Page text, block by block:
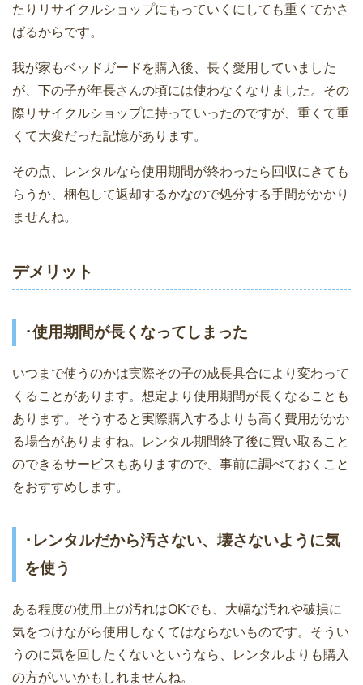
たりリサイクルショップにもっていくにしても重くてかさ
ばるからです。
我が家もベッドガードを購入後、長く愛用していました
が、下の子が年長さんの頃には使わなくなりました。その
際リサイクルショップに持っていったのですが、重くて重
くて大変だった記憶があります。
その点、レンタルなら使用期間が終わったら回収にきても
らうか、梱包して返却するかなので処分する手間がかかり
ませんね。
デメリット
･使用期間が長くなってしまった
いつまで使うのかは実際その子の成長具合により変わって
くることがあります。想定より使用期間が長くなることも
あります。そうすると実際購入するよりも高く費用がかか
る場合がありますね。レンタル期間終了後に買い取ること
のできるサービスもありますので、事前に調べておくこと
をおすすめします。
･レンタルだから汚さない、壊さないように気
を使う
ある程度の使用上の汚れはOKでも、大幅な汚れや破損に
気をつけながら使用しなくてはならないものです。そうい
うのに気を回したくないというなら、レンタルよりも購入
の方がいいかもしれませんね。